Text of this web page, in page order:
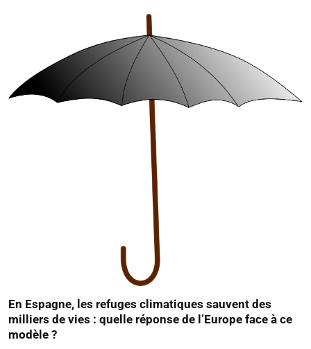
En Espagne, les refuges climatiques sauvent des
milliers de vies : quelle réponse de l’Europe face à ce
modèle ?